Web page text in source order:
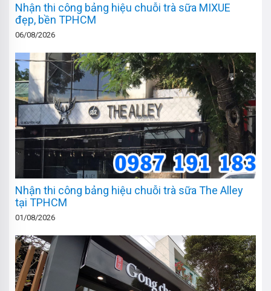
Nhận thi công bảng hiệu chuỗi trà sữa MIXUE
đẹp, bền TPHCM
06/08/2026
Nhận thi công bảng hiệu chuỗi trà sữa The Alley
tại TPHCM
01/08/2026